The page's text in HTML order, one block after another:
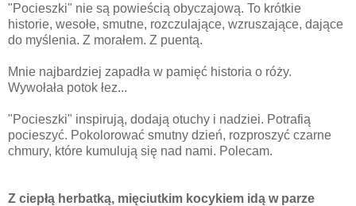
"Pocieszki" nie są powieścią obyczajową. To krótkie
historie, wesołe, smutne, rozczulające, wzruszające, dające
do myślenia. Z morałem. Z puentą.
Mnie najbardziej zapadła w pamięć historia o róży.
Wywołała potok łez...
"Pocieszki" inspirują, dodają otuchy i nadziei. Potrafią
pocieszyć. Pokolorować smutny dzień, rozproszyć czarne
chmury, które kumulują się nad nami. Polecam.
Z ciepłą herbatką, mięciutkim kocykiem idą w parze